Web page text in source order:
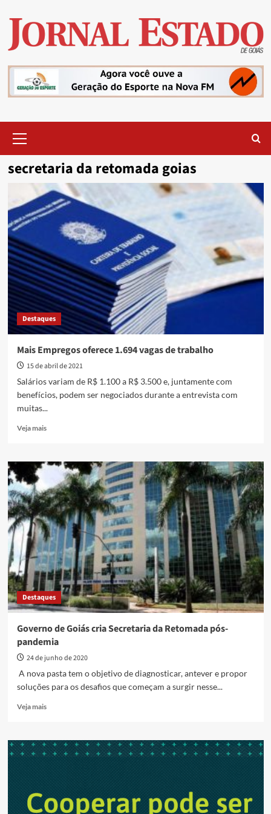
content
Menu
secretaria da retomada goias
Destaques
Mais Empregos oferece 1.694 vagas de trabalho
15 de abril de 2021
Salários variam de R$ 1.100 a R$ 3.500 e, juntamente com
benefícios, podem ser negociados durante a entrevista com
muitas...
Veja maisRead
Mais
Empregos
oferece
1.694
vagas
de
trabalho
Destaques
Governo de Goiás cria Secretaria da Retomada pós-
pandemia
24 de junho de 2020
A nova pasta tem o objetivo de diagnosticar, antever e propor
soluções para os desafios que começam a surgir nesse...
Veja maisRead
Governo
da
Retomada